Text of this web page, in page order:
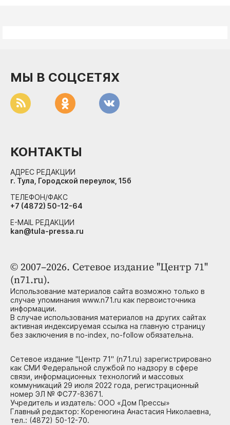
© 2007–2026. Сетевое издание "Центр 71"
(n71.ru).
Использование материалов сайта возможно только в
случае упоминания www.n71.ru как первоисточника
информации.
В случае использования материалов на других сайтах
активная индексируемая ссылка на главную страницу
без заключения в no-index, no-follow обязательна.
Сетевое издание "Центр 71" (n71.ru) зарегистрировано
как СМИ Федеральной службой по надзору в сфере
связи, информационных технологий и массовых
коммуникаций 29 июля 2022 года, регистрационный
номер ЭЛ № ФС77-83671.
Учредитель и издатель: ООО «Дом Прессы»
Главный редактор: Коренюгина Анастасия Николаевна,
тел.: (4872) 50-12-70.
МЫ В СОЦСЕТЯХ
КОНТАКТЫ
АДРЕС РЕДАКЦИИ
г. Тула, Городской переулок, 15б
ТЕЛЕФОН/ФАКС
+7 (4872) 50-12-64
E-MAIL РЕДАКЦИИ
kan@tula-pressa.ru